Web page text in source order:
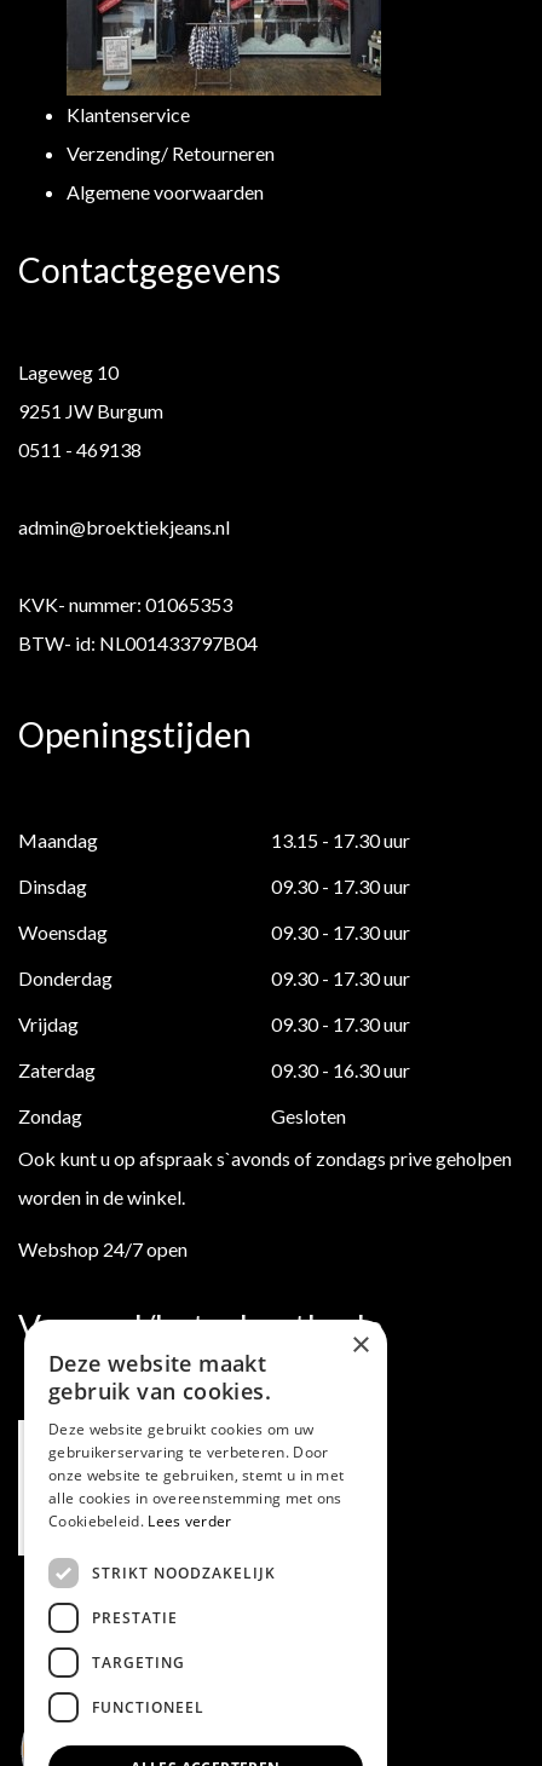
Klantenservice
Verzending/ Retourneren
Algemene voorwaarden
Contactgegevens
Lageweg 10
9251 JW Burgum
0511 - 469138
admin@broektiekjeans.nl
KVK- nummer: 01065353
BTW- id: NL001433797B04
Openingstijden
Maandag
13.15 - 17.30 uur
Dinsdag
09.30 - 17.30 uur
Woensdag
09.30 - 17.30 uur
Donderdag
09.30 - 17.30 uur
Vrijdag
09.30 - 17.30 uur
Zaterdag
09.30 - 16.30 uur
Zondag
Gesloten
Ook kunt u op afspraak s`avonds of zondags prive geholpen
worden in de winkel.
Webshop 24/7 open
Verzend/betaalmethode
×
Deze website maakt
gebruik van cookies.
Deze website gebruikt cookies om uw
gebruikerservaring te verbeteren. Door
onze website te gebruiken, stemt u in met
alle cookies in overeenstemming met ons
Cookiebeleid. Lees verder
STRIKT NOODZAKELIJK
PRESTATIE
TARGETING
FUNCTIONEEL